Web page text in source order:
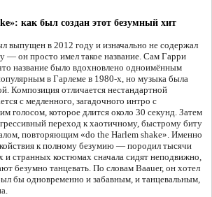
как был создан этот безумный хит
выпущен в 2012 году и изначально не содержал
— он просто имел такое название. Сам Гарри
название было вдохновлено одноимённым
в Гарлеме в 1980-х, но музыка была
Композиция отличается нестандартной
с медленного, загадочного интро с
голосом, которое длится около 30 секунд. Затем
переход к хаотичному, быстрому биту
повторяющим «do the Harlem shake». Именно
к полному безумию — породил тысячи
и странных костюмах сначала сидят неподвижно,
безумно танцевать. По словам Baauer, он хотел
бы одновременно и забавным, и танцевальным,